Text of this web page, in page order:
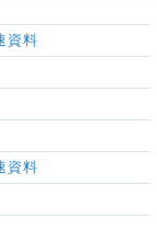
資料
資料